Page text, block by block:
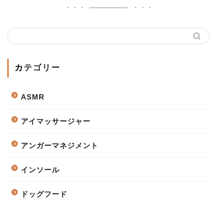
カテゴリー
ASMR
アイマッサージャー
アンガーマネジメント
インソール
ドッグフード